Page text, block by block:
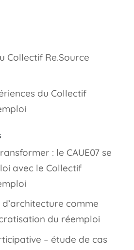
Collectif Re.Source
du Collectif
: le CAUE07 se
avec le Collectif
comme
du réemploi
– étude de cas